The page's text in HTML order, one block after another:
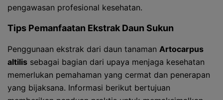
pengawasan profesional kesehatan.
Tips Pemanfaatan Ekstrak Daun Sukun
Penggunaan ekstrak dari daun tanaman Artocarpus
altilis sebagai bagian dari upaya menjaga kesehatan
memerlukan pemahaman yang cermat dan penerapan
yang bijaksana. Informasi berikut bertujuan